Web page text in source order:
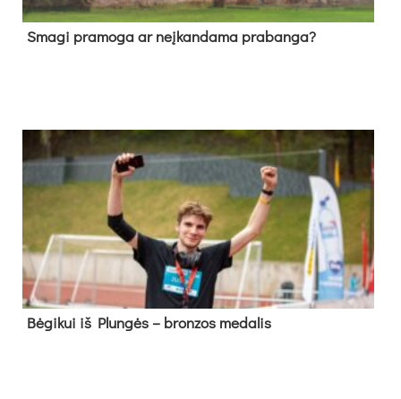
Sma­gi pra­mo­ga ar neį­kan­da­ma pra­ban­ga?
Bė­gi­kui iš Plun­gės – bron­zos me­da­lis